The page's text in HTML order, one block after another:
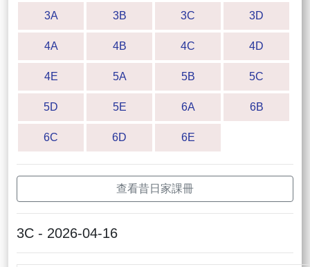
3A 3B 3C 3D
4A 4B 4C 4D
4E 5A 5B 5C
5D 5E 6A 6B
6C 6D 6E
查看昔日家課冊
3C - 2026-04-16